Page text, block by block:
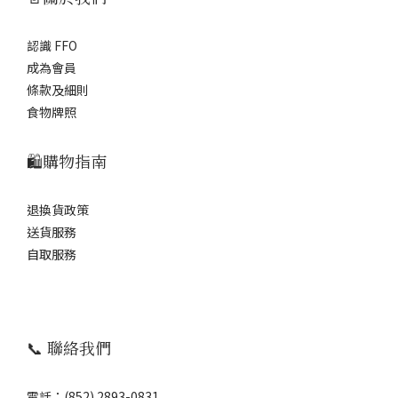
認識 FFO
成為會員
條款及細則
食物牌照
🛍️購物指南
退換貨政策
送貨服務
自取服務
📞 聯絡我們